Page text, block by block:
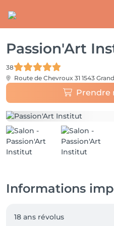
Passion'Art
38
Route de Chevroux 31 1543
Prendre
Informations
18 ans révolus